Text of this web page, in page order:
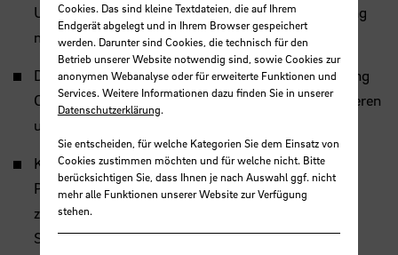
Unterrichtsentwicklung? In: Unterrichtsentwicklung
macht Schule, p. 45-63.Link
Doff, Sabine; Komoss, Regine (2027) (Hrsg.): Making
Change Happen. Wandel im Fachunterricht analysieren
und gestalten.
Komoss, Regine ; Sørensen, Nina (2016) Die
Perspektiven verbinden – Handlungskoordination
zwischen Lehrerprofessionalisierung,
Schulentwicklung und Unterrichtsgestaltung. In:
Cookies. Das sind kleine Textdateien, die auf Ihrem
Endgerät abgelegt und in Ihrem Browser gespeichert
werden. Darunter sind Cookies, die technisch für den
Betrieb unserer Website notwendig sind, sowie Cookies zur
anonymen Webanalyse oder für erweiterte Funktionen und
Services. Weitere Informationen dazu finden Sie in unserer
Datenschutzerklärung.
Sie entscheiden, für welche Kategorien Sie dem Einsatz von
Cookies zustimmen möchten und für welche nicht. Bitte
berücksichtigen Sie, dass Ihnen je nach Auswahl ggf. nicht
mehr alle Funktionen unserer Website zur Verfügung
stehen.